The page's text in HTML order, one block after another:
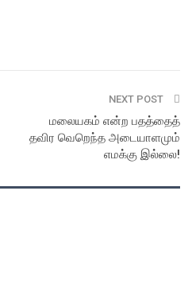
NEXT POST
மலையகம் என்ற பதத்தைத்
தவிர வெறெந்த அடையாளமும்
எமக்கு இல்லை!